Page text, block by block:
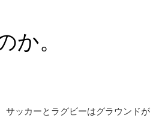
か。
サッカーとラグビーはグラウンドが